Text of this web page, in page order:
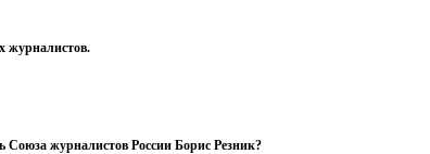
журналистов.
Союза журналистов России Борис Резник?